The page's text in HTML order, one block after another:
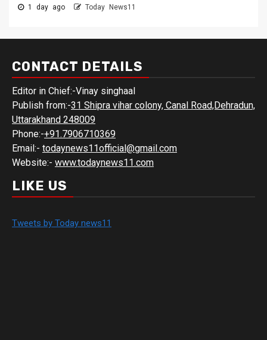
1 day ago Today News11
CONTACT DETAILS
Editor in Chief:-Vinay singhaal
Publish from:-31 Shipra vihar colony, Canal Road,Dehradun,
Uttarakhand 248009
Phone:-+91.7906710369
Email:- todaynews11official@gmail.com
Website:- www.todaynews11.com
LIKE US
Tweets by Today news11